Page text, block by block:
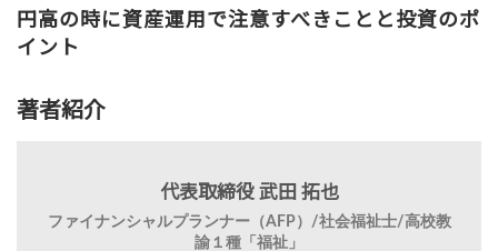
円高の時に資産運用で注意すべきことと投資のポ
イント
著者紹介
代表取締役 武田 拓也
ファイナンシャルプランナー（AFP）/社会福祉士/高校教
諭１種「福祉」